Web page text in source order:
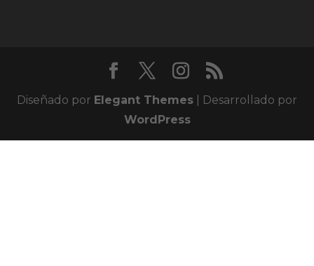
Diseñado por Elegant Themes | Desarrollado por
WordPress